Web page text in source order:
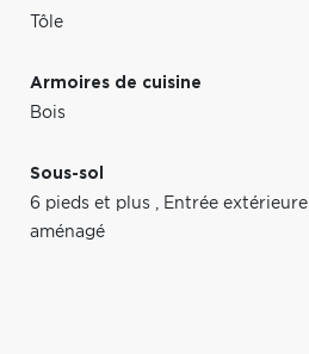
Tôle
Armoires de cuisine
Bois
Sous-sol
6 pieds et plus , Entrée extérieure
aménagé